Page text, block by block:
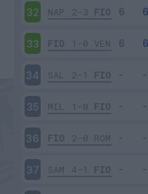
32 NAP 2-3 FIO
33 FIO 1-0 VEN
34 SAL 2-1 FIO
35 MIL 1-0 FIO
36 FIO 2-0 ROM
37 SAM 4-1 FIO